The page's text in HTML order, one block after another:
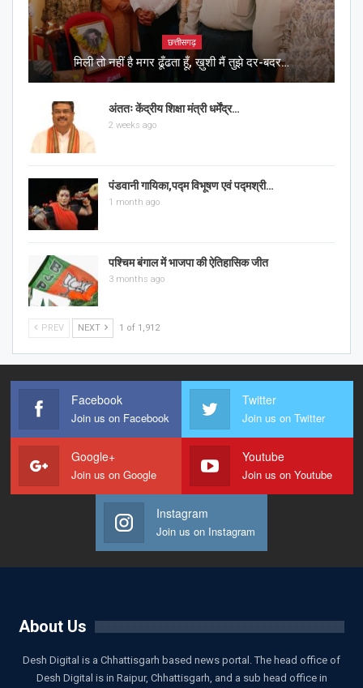
छत्तीसगढ़
मिली तो नहीं है मगर ढूँढता हूँ, ख़ुशी मैं तुझे दर-बदर…
अंततः केंद्रीय शिक्षा मंत्री धर्मेंद्र…
2 weeks ago
पंडवानी गायिका,पद्म विभूषण एवं पद्मश्री…
1 month ago
पश्चिम बंगाल में भाजपा की ऐतिहासिक जीत
3 months ago
PREV NEXT 1 of 1,912
Facebook
Join us on Facebook
Twitter
Join us on Twitter
Google+
Join us on Google
Youtube
Join us on Youtube
Instagram
Join us on Instagram
About Us
Desh Digital is a Chhattisgarh based news portal. The head office of
Desh Digital is in Raipur, Chhattisgarh, and a sub head office in